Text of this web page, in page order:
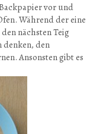
vor und
Während der eine
nächsten Teig
denken, den
Ansonsten gibt es